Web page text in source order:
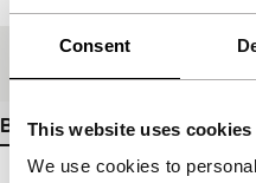
Consent
This website uses cookies
We use cookies to
Bekijk meer details